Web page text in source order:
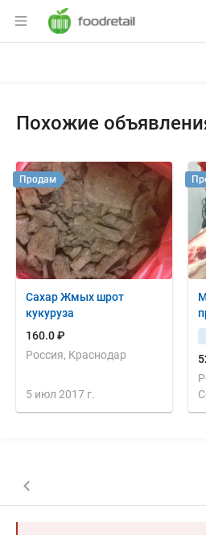
Раздел навигации по
Похожие
Сахар Жмых шрот
кукуруза
160.0 ₽
Россия, Краснодар
5 июл 2017 г.
Продам
Назад к списку объявлений